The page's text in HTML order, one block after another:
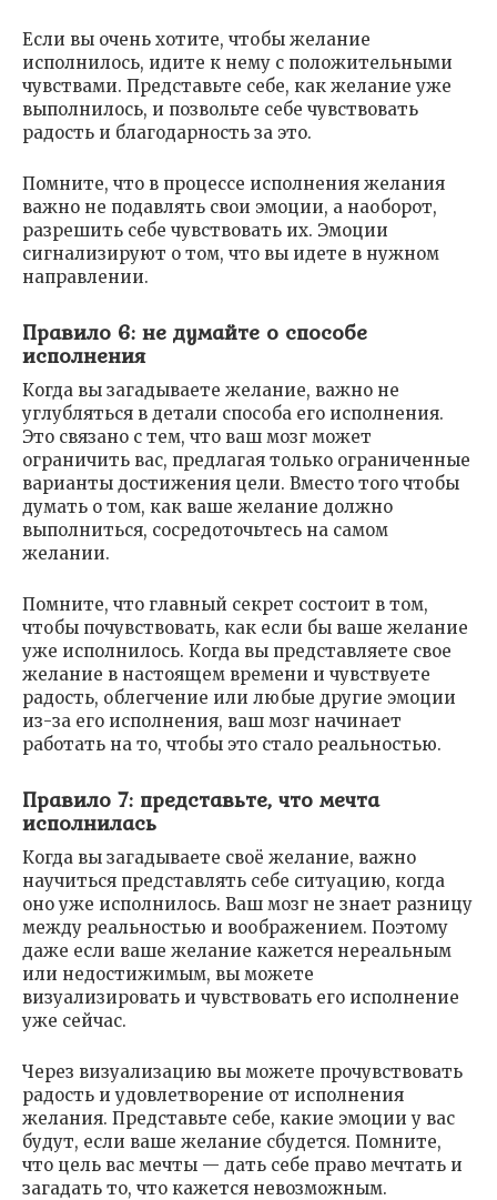
Если вы очень хотите, чтобы желание
исполнилось, идите к нему с положительными
чувствами. Представьте себе, как желание уже
выполнилось, и позвольте себе чувствовать
радость и благодарность за это.
Помните, что в процессе исполнения желания
важно не подавлять свои эмоции, а наоборот,
разрешить себе чувствовать их. Эмоции
сигнализируют о том, что вы идете в нужном
направлении.
Правило 6: не думайте о способе
исполнения
Когда вы загадываете желание, важно не
углубляться в детали способа его исполнения.
Это связано с тем, что ваш мозг может
ограничить вас, предлагая только ограниченные
варианты достижения цели. Вместо того чтобы
думать о том, как ваше желание должно
выполниться, сосредоточьтесь на самом
желании.
Помните, что главный секрет состоит в том,
чтобы почувствовать, как если бы ваше желание
уже исполнилось. Когда вы представляете свое
желание в настоящем времени и чувствуете
радость, облегчение или любые другие эмоции
из-за его исполнения, ваш мозг начинает
работать на то, чтобы это стало реальностью.
Правило 7: представьте, что мечта
исполнилась
Когда вы загадываете своё желание, важно
научиться представлять себе ситуацию, когда
оно уже исполнилось. Ваш мозг не знает разницу
между реальностью и воображением. Поэтому
даже если ваше желание кажется нереальным
или недостижимым, вы можете
визуализировать и чувствовать его исполнение
уже сейчас.
Через визуализацию вы можете прочувствовать
радость и удовлетворение от исполнения
желания. Представьте себе, какие эмоции у вас
будут, если ваше желание сбудется. Помните,
что цель вас мечты — дать себе право мечтать и
загадать то, что кажется невозможным.